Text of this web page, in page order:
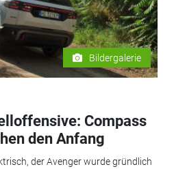
Bildergalerie
Compass
den Anfang
der Avenger wurde gründlich